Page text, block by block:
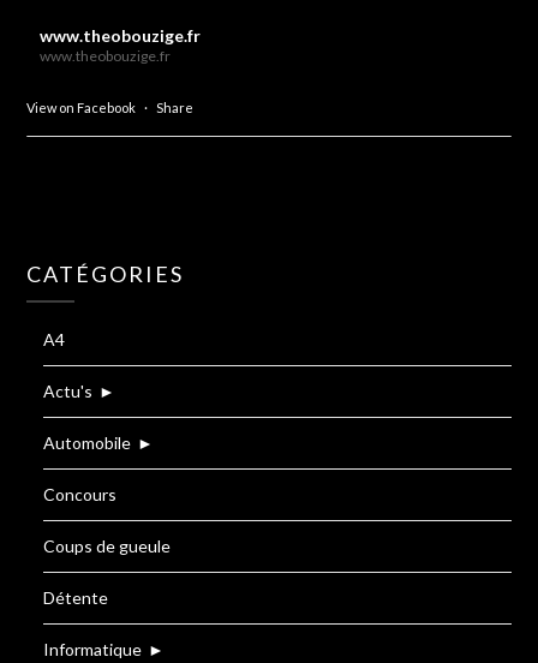
www.theobouzige.fr
www.theobouzige.fr
View on Facebook · Share
CATÉGORIES
A4
Actu's ►
Automobile ►
Concours
Coups de gueule
Détente
Informatique ►